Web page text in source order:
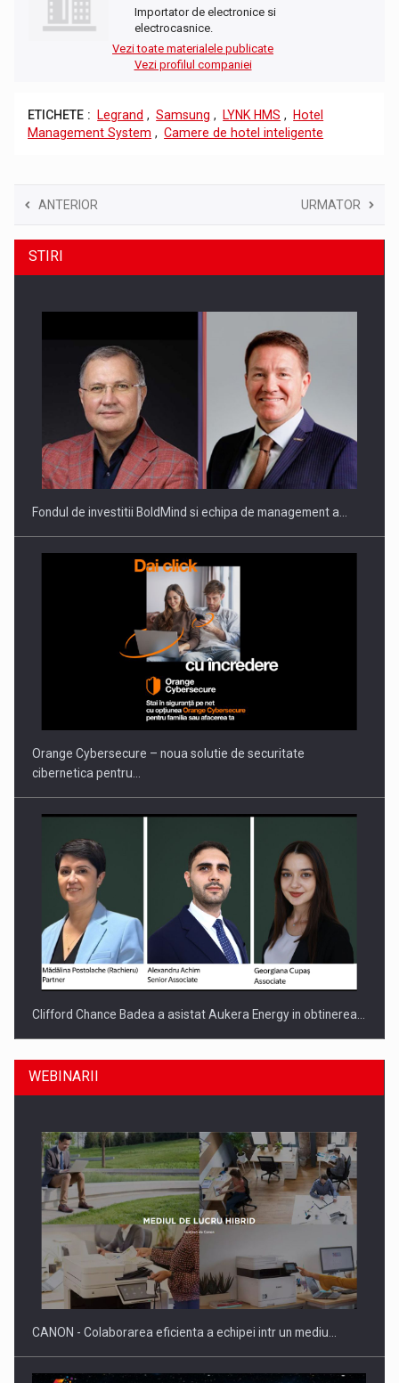
Importator de electronice si
electrocasnice.
Vezi toate materialele publicate
Vezi profilul companiei
ETICHETE : Legrand , Samsung , LYNK HMS ,
Hotel
Management System , Camere de hotel inteligente
ANTERIOR URMATOR
STIRI
Fondul de investitii BoldMind si echipa de management a…
Orange Cybersecure – noua solutie de securitate
cibernetica pentru…
Clifford Chance Badea a asistat Aukera Energy in obtinerea…
SAPTE PERSONALITATI DIN MEDIUL DE AFACERI, ACADEMIC
SI INSTITUTIONAL…
WEBINARII
CANON - Colaborarea eficienta a echipei intr un mediu…